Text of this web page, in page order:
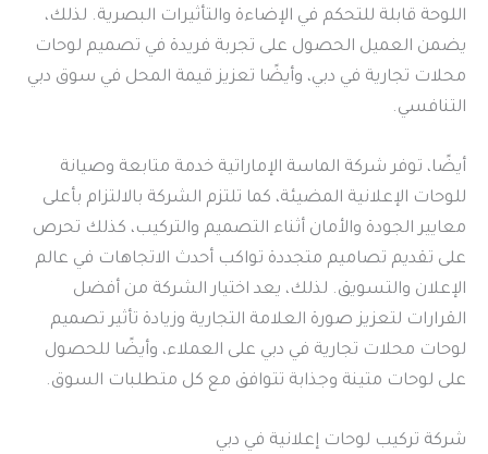
اللوحة قابلة للتحكم في الإضاءة والتأثيرات البصرية. لذلك،
يضمن العميل الحصول على تجربة فريدة في تصميم لوحات
محلات تجارية في دبي، وأيضًا تعزيز قيمة المحل في سوق دبي
التنافسي.
أيضًا، توفر شركة الماسة الإماراتية خدمة متابعة وصيانة
للوحات الإعلانية المضيئة، كما تلتزم الشركة بالالتزام بأعلى
معايير الجودة والأمان أثناء التصميم والتركيب، كذلك تحرص
على تقديم تصاميم متجددة تواكب أحدث الاتجاهات في عالم
الإعلان والتسويق. لذلك، يعد اختيار الشركة من أفضل
القرارات لتعزيز صورة العلامة التجارية وزيادة تأثير تصميم
لوحات محلات تجارية في دبي على العملاء، وأيضًا للحصول
على لوحات متينة وجذابة تتوافق مع كل متطلبات السوق.
شركة تركيب لوحات إعلانية في دبي